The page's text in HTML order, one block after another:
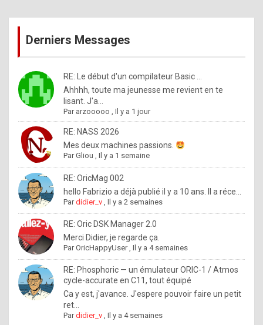
%
m
a
d
b
y
o
l
e
x
.
I
f
y
publications
Derniers Messages
RE: Le début d'un compilateur Basic ...
Ahhhh, toute ma jeunesse me revient en te
lisant. J'a...
Par arzooooo ,Il y a 1 jour
RE: NASS 2026
Mes deux machines passions.
ParGliou ,Il y a 1 semaine
RE: OricMag 002
hello Fabrizio a déjà publié il y a 10 ans. Il a réce...
Pardidier_v ,Il y a 2 semaines
RE: Oric DSK Manager 2.0
Merci Didier, je regarde ça.
ParOricHappyUser,Il y a 4 semaines
RE: Phosphoric — un émulateur ORIC-1 / Atmos
cycle-accurate en C11, tout équipé
Ca y est, j'avance. J'espere pouvoir faire un petit
ret...
Pardidier_v ,Il y a 4 semaines